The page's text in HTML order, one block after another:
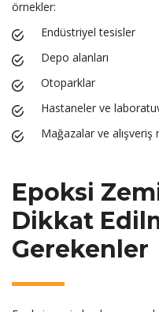
örnekler:
Endüstriyel tesisler
Depo alanları
Otoparklar
Hastaneler ve
Mağazalar ve alışveriş
Epoksi
Dikkat
Gerekenler